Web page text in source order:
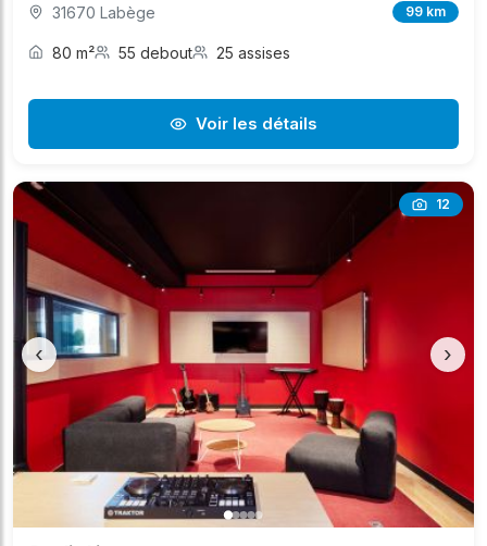
31670 Labège 99 km
80 m² 55 debout 25 assises
Voir les détails
12
‹ ›